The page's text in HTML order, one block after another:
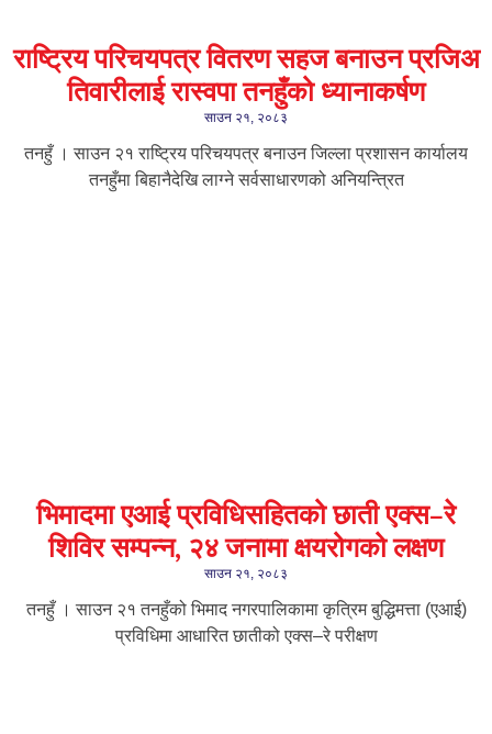
राष्ट्रिय परिचयपत्र वितरण सहज बनाउन प्रजिअ
तिवारीलाई रास्वपा तनहुँको ध्यानाकर्षण
साउन २१, २०८३
तनहुँ । साउन २१ राष्ट्रिय परिचयपत्र बनाउन जिल्ला प्रशासन कार्यालय
तनहुँमा बिहानैदेखि लाग्ने सर्वसाधारणको अनियन्त्रित
भिमादमा एआई प्रविधिसहितको छाती एक्स–रे
शिविर सम्पन्न, २४ जनामा क्षयरोगको लक्षण
साउन २१, २०८३
तनहुँ । साउन २१ तनहुँको भिमाद नगरपालिकामा कृत्रिम बुद्धिमत्ता (एआई)
प्रविधिमा आधारित छातीको एक्स–रे परीक्षण